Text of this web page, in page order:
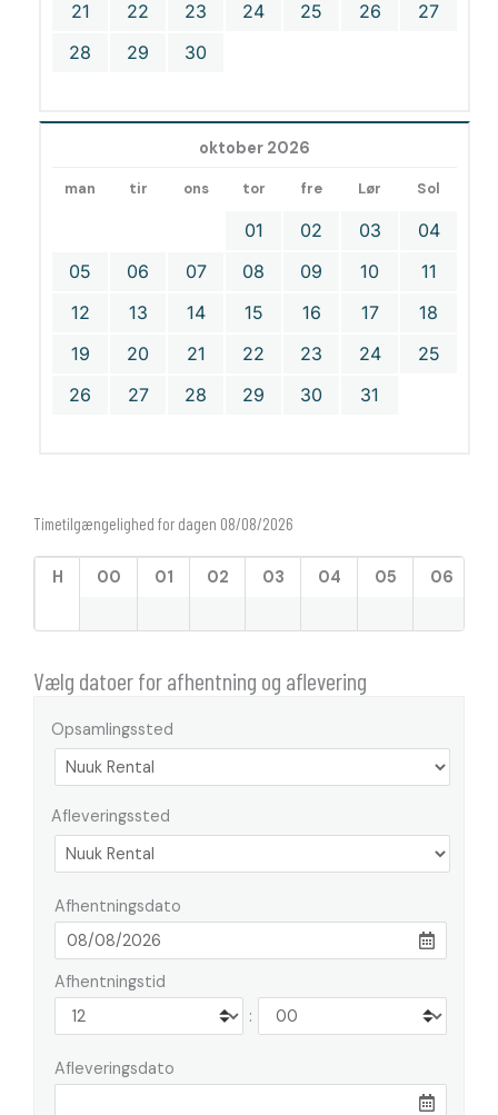
21
22 23 24 25 26
27
28
29 30
oktober 2026
man tir ons tor fre Lør Sol
01 02 03
04
05
06 07 08 09 10
11
12
13 14 15 16 17
18
19
20 21 22 23 24
25
26
27 28 29 30 31
Timetilgængelighed for dagen 08/08/2026
H 00 01 02 03 04 05 06
Vælg datoer for afhentning og aflevering
Opsamlingssted
Afleveringssted
Afhentningsdato
Afhentningstid
:
Afleveringsdato